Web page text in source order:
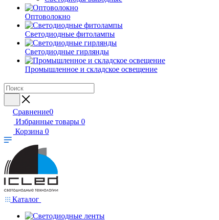
Оптоволокно
Светодиодные фитолампы
Светодиодные гирлянды
Промышленное и складское освещение
Сравнение0
Избранные товары 0
Корзина 0
Каталог